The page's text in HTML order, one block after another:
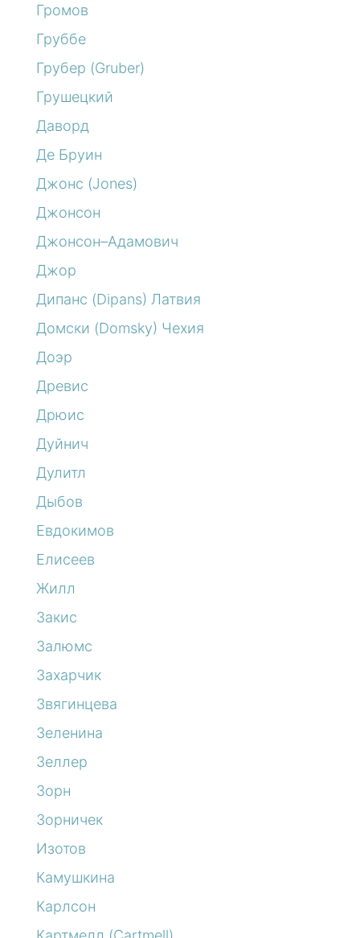
Громов
Груббе
Грубер (Gruber)
Грушецкий
Даворд
Де Бруин
Джонс (Jones)
Джонсон
Джонсон–Адамович
Джор
Дипанс (Dipans) Латвия
Домски (Domsky) Чехия
Доэр
Древис
Дрюис
Дуйнич
Дулитл
Дыбов
Евдокимов
Елисеев
Жилл
Закис
Залюмс
Захарчик
Звягинцева
Зеленина
Зеллер
Зорн
Зорничек
Изотов
Камушкина
Карлсон